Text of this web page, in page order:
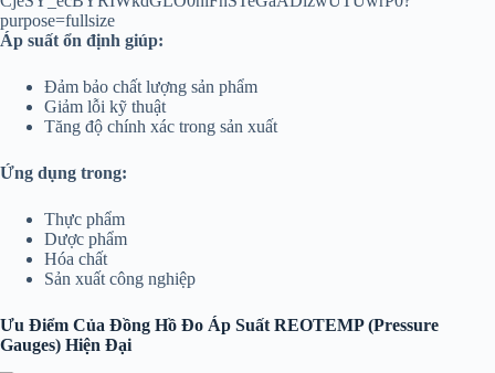
Áp suất ổn định giúp:
Đảm bảo chất lượng sản phẩm
Giảm lỗi kỹ thuật
Tăng độ chính xác trong sản xuất
Ứng dụng trong:
Thực phẩm
Dược phẩm
Hóa chất
Sản xuất công nghiệp
Ưu Điểm Của Đồng Hồ Đo Áp Suất REOTEMP (Pressure
Gauges) Hiện Đại